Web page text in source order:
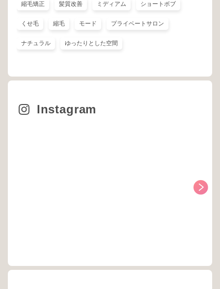
縮毛矯正 髪質改善 ミディアム ショートボブ
くせ毛 縮毛 モード プライベートサロン
ナチュラル ゆったりとした空間
Instagram